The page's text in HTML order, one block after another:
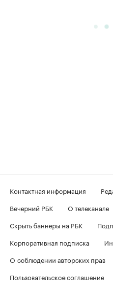
Контактная информация
Вечерний РБК
О телеканале
Скрыть баннеры на РБК
Корпоративная подписка
О соблюдении авторских прав
Пользовательское соглашение